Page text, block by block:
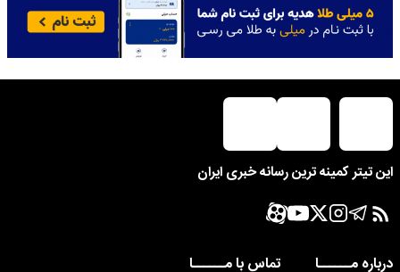
این تیتر کمینه ترین رسانه خبری ایران
درباره مــــــا
تماس با مــــــا